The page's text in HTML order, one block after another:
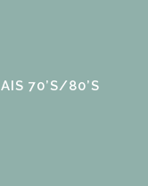
70’S/80’S